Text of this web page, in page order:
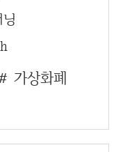
가상화폐